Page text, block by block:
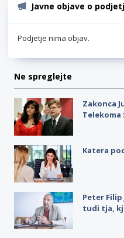
Javne objave o
Podjetje nima objav.
Ne spreglejte
Zakonca
Telekoma
Katera
Peter
tudi tja,